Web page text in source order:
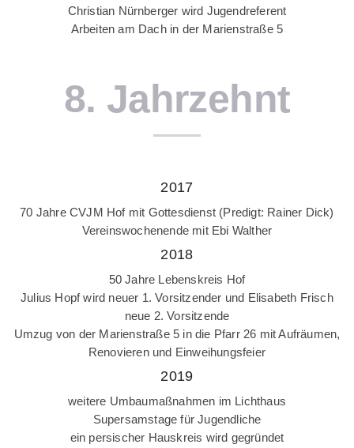
Christian Nürnberger wird Jugendreferent
Arbeiten am Dach in der Marienstraße 5
8. Jahrzehnt
2017
70 Jahre CVJM Hof mit Gottesdienst (Predigt: Rainer Dick)
Vereinswochenende mit Ebi Walther
2018
50 Jahre Lebenskreis Hof
Julius Hopf wird neuer 1. Vorsitzender und Elisabeth Frisch
neue 2. Vorsitzende
Umzug von der Marienstraße 5 in die Pfarr 26 mit Aufräumen,
Renovieren und Einweihungsfeier
2019
weitere Umbaumaßnahmen im Lichthaus
Supersamstage für Jugendliche
ein persischer Hauskreis wird gegründet